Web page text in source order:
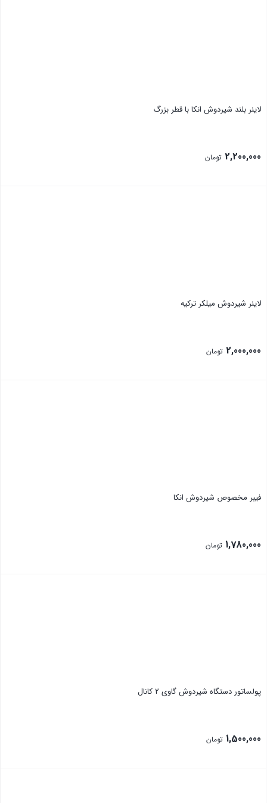
لاینر بلند شیردوش انکا با قطر بزرگ
2,200,000 تومان
لاینر شیردوش میلکر ترکیه
2,000,000 تومان
فیبر مخصوص شیردوش انکا
1,780,000 تومان
پولساتور دستگاه شیردوش گاوی 2 کانال
1,500,000 تومان